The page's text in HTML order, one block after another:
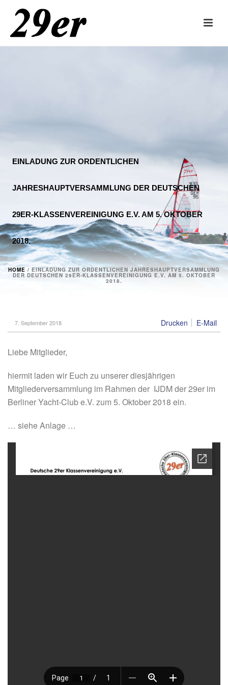
EINLADUNG ZUR ORDENTLICHEN
JAHRESHAUPTVERSAMMLUNG DER DEUTSCHEN
29ER-KLASSENVEREINIGUNG E.V. AM 5. OKTOBER
2018.
HOME / EINLADUNG ZUR ORDENTLICHEN JAHRESHAUPTVERSAMMLUNG
DER DEUTSCHEN 29ER-KLASSENVEREINIGUNG E.V. AM 5. OKTOBER
2018.
Drucken E-Mail
7. September 2018
Liebe Mitglieder,
hiermit laden wir Euch zu unserer diesjährigen
Mitgliederversammlung im Rahmen der IJDM der 29er im
Berliner Yacht-Club e.V. zum 5. Oktober 2018 ein.
… siehe Anlage …